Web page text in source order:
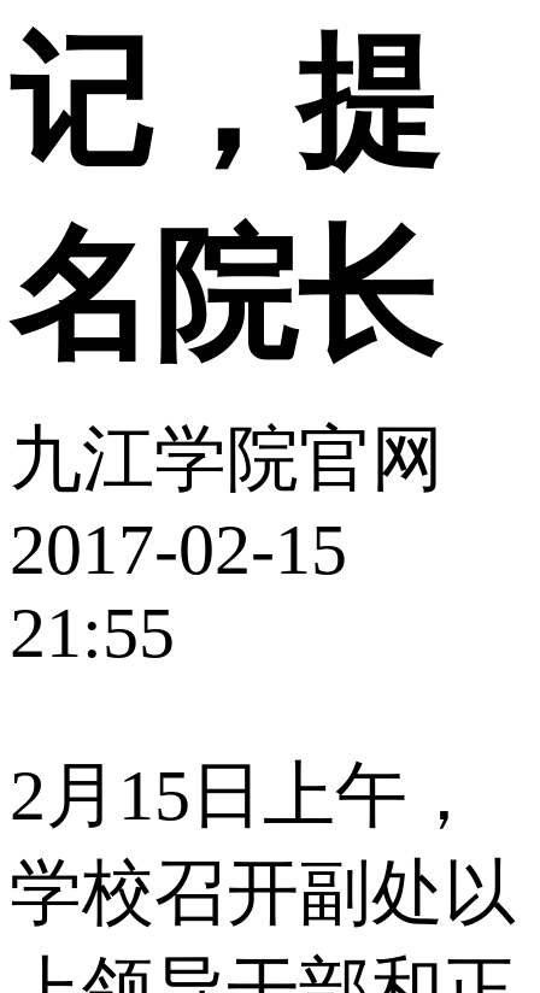
记，提
名院长
九江学院官网
2017-02-15
21:55
2月15日上午，
学校召开副处以